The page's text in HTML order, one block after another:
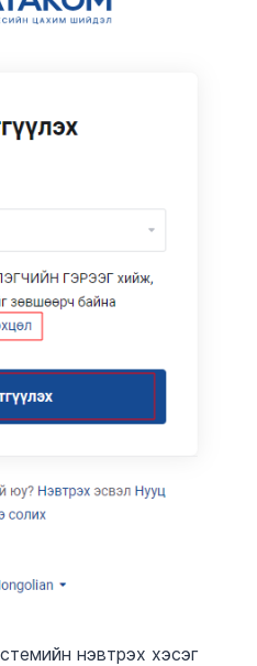
нэвтрэх хэсэг